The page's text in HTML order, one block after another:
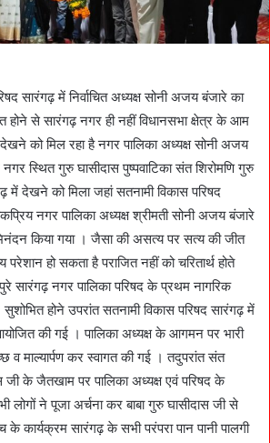
सारंगढ़ में निर्वाचित अध्यक्ष सोनी अजय बंजारे का
होने से सारंगढ़ नगर ही नहीं विधानसभा क्षेत्र के आम
देखने को मिल रहा है नगर पालिका अध्यक्ष सोनी अजय
स्थित गुरु घासीदास पुष्पवाटिका संत शिरोमणि गुरु
में देखने को मिला जहां सतनामी विकास परिषद
नगर पालिका अध्यक्ष श्रीमती सोनी अजय बंजारे
किया गया । जैसा की असत्य पर सत्य की जीत
हो सकता है पराजित नहीं को चरितार्थ होते
सारंगढ़ नगर पालिका परिषद के प्रथम नागरिक
सुशोभित होने उपरांत सतनामी विकास परिषद सारंगढ़ में
की गई । पालिका अध्यक्ष के आगमन पर भारी
व माल्यार्पण कर स्वागत की गई । तदुपरांत संत
जी के जैतखाम पर पालिका अध्यक्ष एवं परिषद के
लोगों ने पूजा अर्चना कर बाबा गुरु घासीदास जी से
के कार्यक्रम सारंगढ़ के सभी परंपरा पान पानी पालगी